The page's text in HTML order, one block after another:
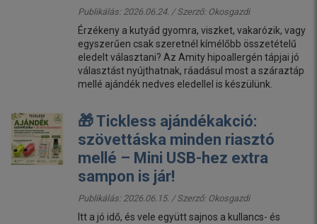
Publikálás: 2026.06.24. / Szerző: Okosgazdi
Érzékeny a kutyád gyomra, viszket, vakarózik, vagy
egyszerűen csak szeretnél kímélőbb összetételű
eledelt választani? Az Amity hipoallergén tápjai jó
választást nyújthatnak, ráadásul most a száraztáp
mellé ajándék nedves eledellel is készülünk.
🎁 Tickless ajándékakció:
szövettáska minden riasztó
mellé – Mini USB-hez extra
sampon is jár!
Publikálás: 2026.06.15. / Szerző: Okosgazdi
Itt a jó idő, és vele együtt sajnos a kullancs- és